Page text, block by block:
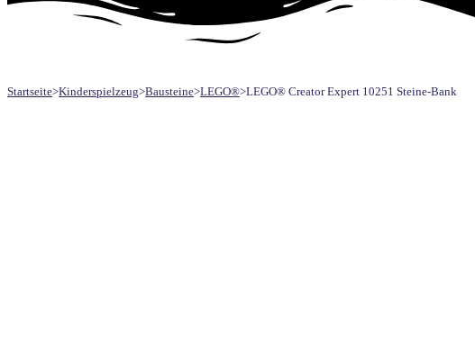
Startseite>Kinderspielzeug>Bausteine>LEGO®>LEGO® Creator Expert 10251 Steine-Bank